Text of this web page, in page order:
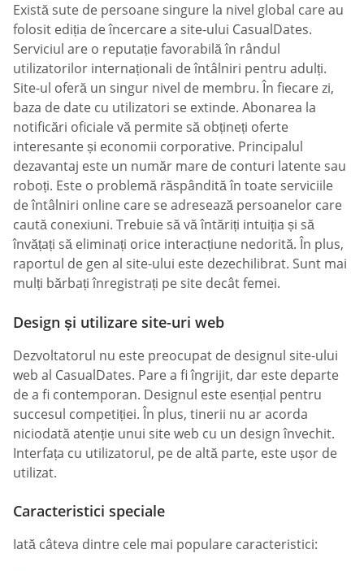
Există sute de persoane singure la nivel global care au
folosit ediția de încercare a site-ului СasualDates.
Serviciul are o reputație favorabilă în rândul
utilizatorilor internaționali de întâlniri pentru adulți.
Site-ul oferă un singur nivel de membru. În fiecare zi,
baza de date cu utilizatori se extinde. Abonarea la
notificări oficiale vă permite să obțineți oferte
interesante și economii corporative. Principalul
dezavantaj este un număr mare de conturi latente sau
roboți. Este o problemă răspândită în toate serviciile
de întâlniri online care se adresează persoanelor care
caută conexiuni. Trebuie să vă întăriți intuiția și să
învățați să eliminați orice interacțiune nedorită. În plus,
raportul de gen al site-ului este dezechilibrat. Sunt mai
mulți bărbați înregistrați pe site decât femei.
Design și utilizare site-uri web
Dezvoltatorul nu este preocupat de designul site-ului
web al СasualDates. Pare a fi îngrijit, dar este departe
de a fi contemporan. Designul este esențial pentru
succesul competiției. În plus, tinerii nu ar acorda
niciodată atenție unui site web cu un design învechit.
Interfața cu utilizatorul, pe de altă parte, este ușor de
utilizat.
Caracteristici speciale
Iată câteva dintre cele mai populare caracteristici: